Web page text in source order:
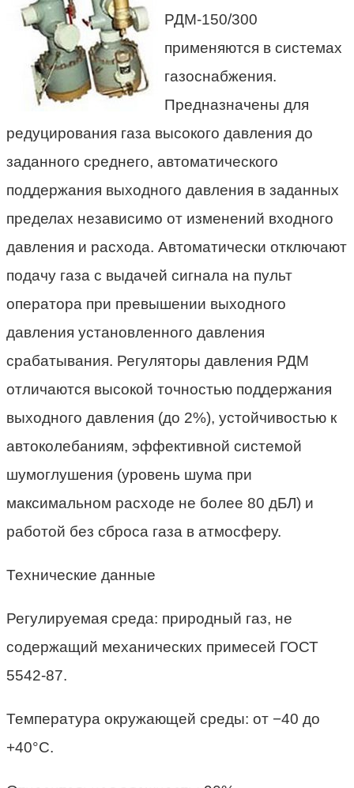
РДМ-150/300
применяются в системах
газоснабжения.
Предназначены для
редуцирования газа высокого давления до
заданного среднего, автоматического
поддержания выходного давления в заданных
пределах независимо от изменений входного
давления и расхода. Автоматически отключают
подачу газа с выдачей сигнала на пульт
оператора при превышении выходного
давления установленного давления
срабатывания. Регуляторы давления РДМ
отличаются высокой точностью поддержания
выходного давления (до 2%), устойчивостью к
автоколебаниям, эффективной системой
шумоглушения (уровень шума при
максимальном расходе не более 80 дБЛ) и
работой без сброса газа в атмосферу.
Технические данные
Регулируемая среда: природный газ, не
содержащий механических примесей ГОСТ
5542-87.
Температура окружающей среды: от −40 до
+40°C.